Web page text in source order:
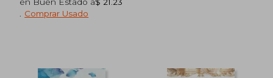
Comprar Usado